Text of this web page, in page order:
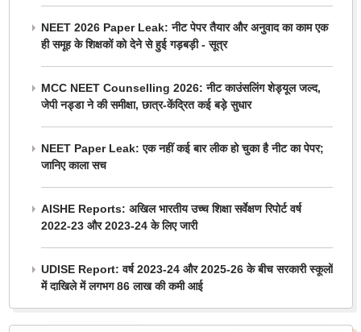
NEET 2026 Paper Leak: नीट पेपर तैयार और अनुवाद का काम एक
ही समूह के शिक्षकों को देने से हुई गड़बड़ी - सूत्र
MCC NEET Counselling 2026: नीट काउंसलिंग शेड्यूल जल्द,
जेपी नड्डा ने की समीक्षा, छात्र-केंद्रित कई बड़े सुधार
NEET Paper Leak: एक नहीं कई बार लीक हो चुका है नीट का पेपर;
जानिए काला सच
AISHE Reports: अखिल भारतीय उच्च शिक्षा सर्वेक्षण रिपोर्ट वर्ष
2022-23 और 2023-24 के लिए जारी
UDISE Report: वर्ष 2023-24 और 2025-26 के बीच सरकारी स्कूलों
में दाखिले में लगभग 86 लाख की कमी आई